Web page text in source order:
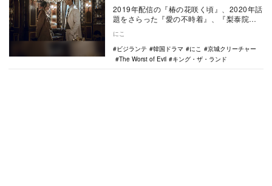
2019年配信の『椿の花咲く頃』、2020年話
題をさらった『愛の不時着』、『梨泰院ク
配…
にこ
ビジランテ
韓国ドラマ にこ
京城クリーチャー
The Worst of Evil
キング・ザ・ランド